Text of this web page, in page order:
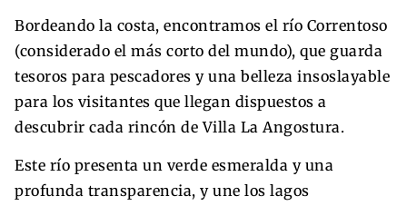
Bordeando la costa, encontramos el río Correntoso
(considerado el más corto del mundo), que guarda
tesoros para pescadores y una belleza insoslayable
para los visitantes que llegan dispuestos a
descubrir cada rincón de Villa La Angostura.
Este río presenta un verde esmeralda y una
profunda transparencia, y une los lagos